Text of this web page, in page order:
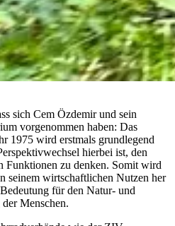
sich Cem Özdemir und sein
vorgenommen haben: Das
1975 wird erstmals grundlegend
hierbei ist, den
Funktionen zu denken. Somit wird
seinem wirtschaftlichen Nutzen her
für den Natur- und
Menschen.